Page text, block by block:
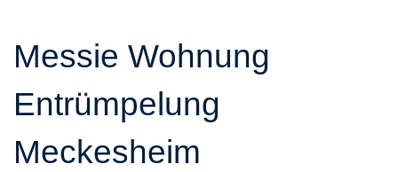
Messie Wohnung
Entrümpelung
Meckesheim